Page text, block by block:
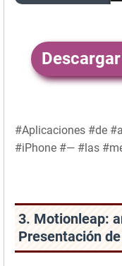
#Aplicaciones #de
#iPhone #— #las
3. Motionleap:
Presentación